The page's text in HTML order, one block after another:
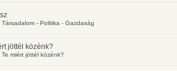
Társadalom - Politika - Gazdaság
jöttél közénk?
Te miért jöttél közénk?